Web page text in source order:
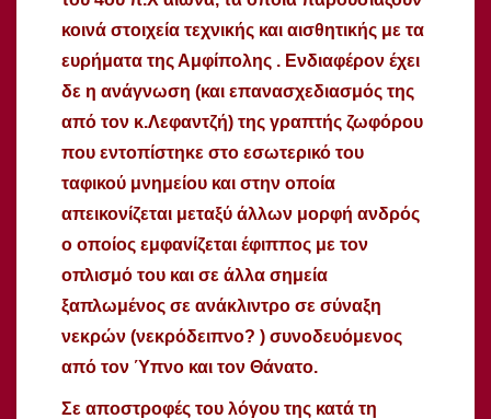
κοινά στοιχεία τεχνικής και αισθητικής με τα
ευρήματα της Αμφίπολης . Ενδιαφέρον έχει
δε η ανάγνωση (και επανασχεδιασμός της
από τον κ.Λεφαντζή) της γραπτής ζωφόρου
που εντοπίστηκε στο εσωτερικό του
ταφικού μνημείου και στην οποία
απεικονίζεται μεταξύ άλλων μορφή ανδρός
ο οποίος εμφανίζεται έφιππος με τον
οπλισμό του και σε άλλα σημεία
ξαπλωμένος σε ανάκλιντρο σε σύναξη
νεκρών (νεκρόδειπνο? ) συνοδευόμενος
από τον Ύπνο και τον Θάνατο.
Σε αποστροφές του λόγου της κατά τη